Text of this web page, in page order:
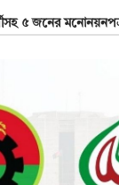
৫ জনের